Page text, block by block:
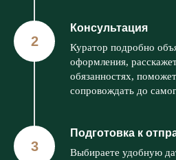
Консультация
Куратор подробно
оформления,
обязанностях,
сопровождать до
Подготовка к
Выбираете удобную